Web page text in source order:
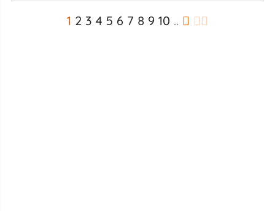
1 2 3 4 5 6 7 8 9 10 ..